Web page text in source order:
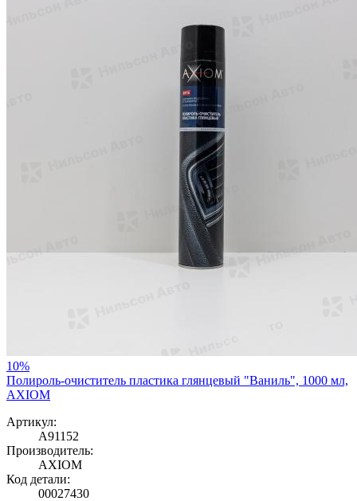
10%
Полироль-очиститель пластика глянцевый "Ваниль", 1000 мл,
AXIOM
Артикул:
A91152
Производитель:
AXIOM
Код детали:
00027430